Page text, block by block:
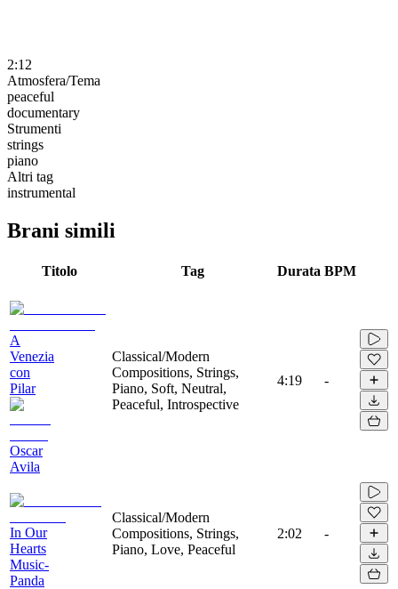
2:12
Atmosfera/Tema
peaceful
documentary
Strumenti
strings
piano
Altri tag
instrumental
Brani simili
Titolo Tag Durata BPM
A
Venezia
con
Pilar
Oscar
Avila
Classical/Modern
Compositions, Strings,
Piano, Soft, Neutral,
Peaceful, Introspective
4:19 -
In Our
Hearts
Music-
Panda
Classical/Modern
Compositions, Strings,
Piano, Love, Peaceful
2:02 -